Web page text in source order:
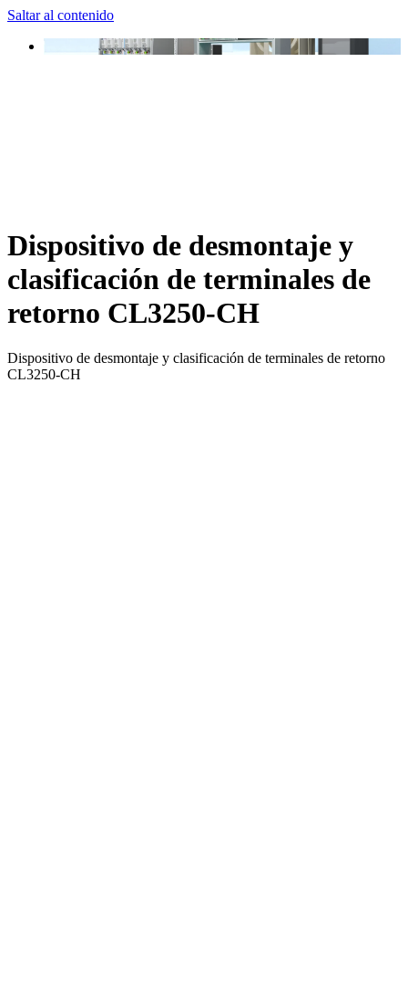
Saltar al contenido
Dispositivo de desmontaje y
clasificación de terminales de
retorno CL3250-CH
Dispositivo de desmontaje y clasificación de terminales de retorno
CL3250-CH